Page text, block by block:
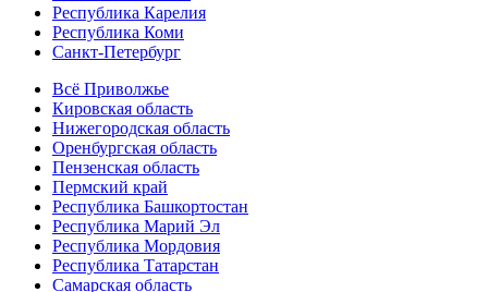
Республика Карелия
Республика Коми
Санкт-Петербург
Всё Приволжье
Кировская область
Нижегородская область
Оренбургская область
Пензенская область
Пермский край
Республика Башкортостан
Республика Марий Эл
Республика Мордовия
Республика Татарстан
Самарская область